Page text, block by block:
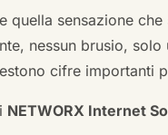
quella sensazione
nessun brusio,
cifre importanti
NETWORX Internet